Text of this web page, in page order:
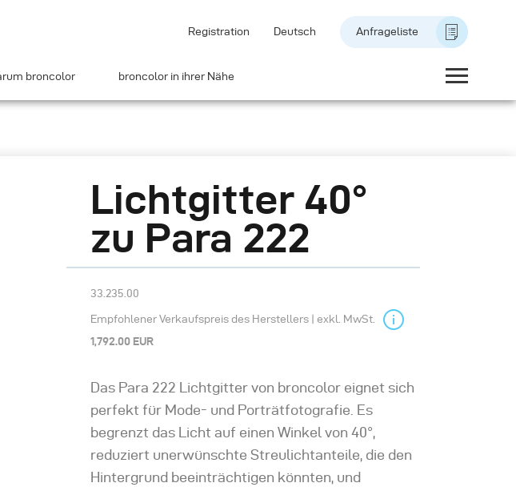
Registration Deutsch Anfrageliste
broncolor broncolor in ihrer Nähe
Lichtgitter 40°
zu Para 222
33.235.00
Empfohlener Verkaufspreis des Herstellers | exkl. MwSt.
1,792.00 EUR
Das Para 222 Lichtgitter von broncolor eignet sich
perfekt für Mode- und Porträtfotografie. Es
begrenzt das Licht auf einen Winkel von 40°,
reduziert unerwünschte Streulichtanteile, die den
Hintergrund beeinträchtigen könnten, und